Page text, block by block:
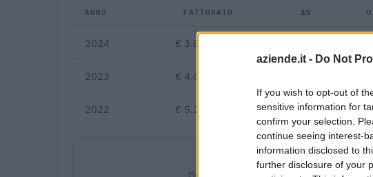
aziende.it - Do Not
If you wish to opt-out of
sensitive information for
confirm your selection.
continue seeing interest-
information disclosed to
further disclosure of your
ANNO FATTURATO Δ%
2024 € 3.852.656
2023 € 4.691.960
2022 € 5.230.012 —
Margine netto